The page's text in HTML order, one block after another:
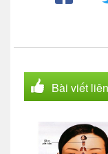
Bài viết